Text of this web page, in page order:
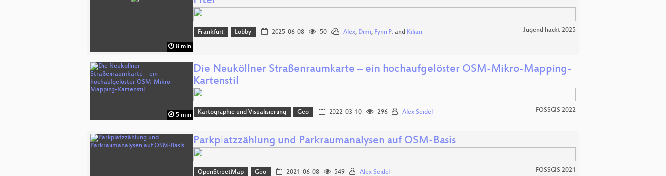
8 min
Frankfurt Lobby 2025-06-08 50 Alex, Dimi, Fynn P.and Kilian Jugend hackt 2025
5 min
Die Neuköllner Straßenraumkarte – ein hochaufgelöster OSM-Mikro-Mapping-
Kartenstil
Kartographie und Visualisierung Geo 2022-03-10 296 Alex Seidel FOSSGIS 2022
Parkplatzzählung und Parkraumanalysen auf OSM-Basis
OpenStreetMap Geo 2021-06-08 549 Alex Seidel FOSSGIS 2021